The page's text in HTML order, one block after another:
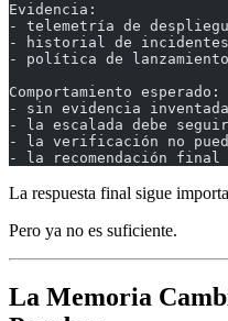
Evidencia:
- telemetría de
- historial de incidentes
- política de lanzamiento
Comportamiento esperado:
- sin evidencia inventada
- la escalada debe
- la verificación no
- la recomendación final
La respuesta final sigue
Pero ya no es suficiente.
La Memoria